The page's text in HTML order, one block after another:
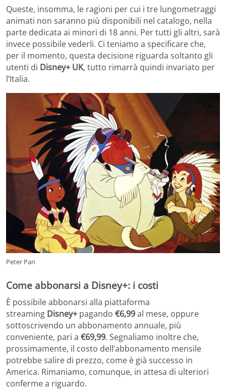
Queste, insomma, le ragioni per cui i tre lungometraggi
animati non saranno più disponibili nel catalogo, nella
parte dedicata ai minori di 18 anni. Per tutti gli altri, sarà
invece possibile vederli. Ci teniamo a specificare che,
per il momento, questa decisione riguarda soltanto gli
utenti di Disney+ UK, tutto rimarrà quindi invariato per
l’Italia.
Peter Pan
Come abbonarsi a Disney+: i costi
È possibile abbonarsi alla piattaforma
streaming Disney+ pagando €6,99al mese, oppure
sottoscrivendo un abbonamento annuale, più
conveniente, pari a €69,99. Segnaliamo inoltre che,
prossimamente, il costo dell’abbonamento mensile
potrebbe salire di prezzo, come è già successo in
America. Rimaniamo, comunque, in attesa di ulteriori
conferme a riguardo.